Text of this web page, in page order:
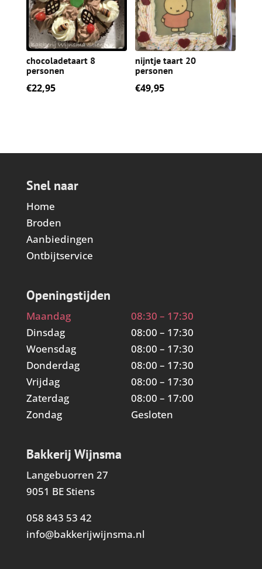
chocoladetaart 8
personen
€22,95
nijntje taart 20
personen
€49,95
Snel naar
Home
Broden
Aanbiedingen
Ontbijtservice
Openingstijden
Maandag
08:30 – 17:30
Dinsdag
08:00 – 17:30
Woensdag
08:00 – 17:30
Donderdag
08:00 – 17:30
Vrijdag
08:00 – 17:30
Zaterdag
08:00 – 17:00
Zondag
Gesloten
Bakkerij Wijnsma
Langebuorren 27
9051 BE Stiens
058 843 53 42
info@bakkerijwijnsma.nl